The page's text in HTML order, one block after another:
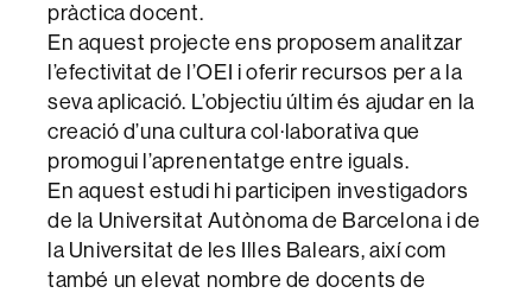
pràctica docent.
En aquest projecte ens proposem analitzar
l’efectivitat de l’OEI i oferir recursos per a la
seva aplicació. L’objectiu últim és ajudar en la
creació d’una cultura col·laborativa que
promogui l’aprenentatge entre iguals.
En aquest estudi hi participen investigadors
de la Universitat Autònoma de Barcelona i de
la Universitat de les Illes Balears, així com
també un elevat nombre de docents de